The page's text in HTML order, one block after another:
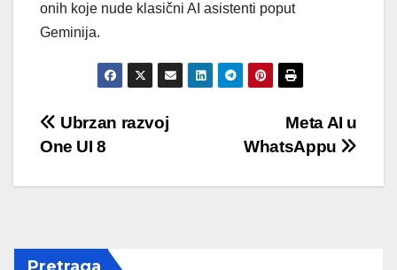
onih koje nude klasični AI asistenti poput
Geminija.
Post
Meta AI u
WhatsAppu
Ubrzan razvoj
One UI 8